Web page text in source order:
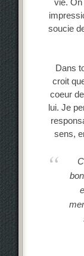
soucie
Dans
croit
coeur
lui. Je
sens,